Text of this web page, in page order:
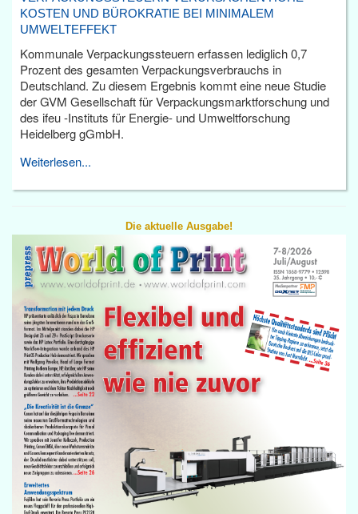
KOSTEN UND BÜROKRATIE BEI MINIMALEM
UMWELTEFFEKT
Kommunale Verpackungssteuern erfassen lediglich 0,7
Prozent des gesamten Verpackungsverbrauchs in
Deutschland. Zu diesem Ergebnis kommt eine neue Studie
der GVM Gesellschaft für Verpackungsmarktforschung und
des ifeu -Instituts für Energie- und Umweltforschung
Heidelberg gGmbH.
Weiterlesen...
Die aktuelle Ausgabe!